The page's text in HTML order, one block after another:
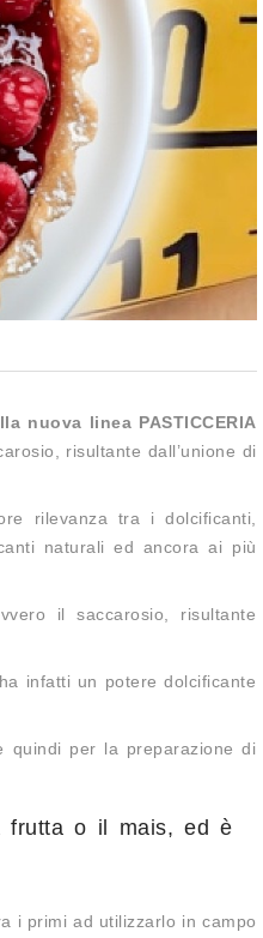
nuova linea PASTICCERIA
risultante dall’unione di
rilevanza tra i dolcificanti,
naturali ed ancora ai più
il saccarosio, risultante
infatti un potere dolcificante
quindi per la preparazione di
frutta o il mais, ed è
i primi ad utilizzarlo in campo